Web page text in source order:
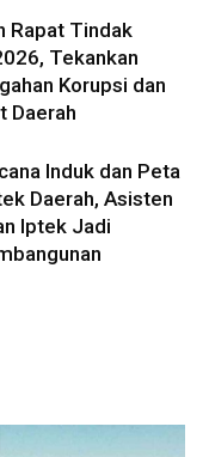
Rapat Tindak
Tekankan
Korupsi dan
Daerah
Induk dan Peta
Daerah, Asisten
Iptek Jadi